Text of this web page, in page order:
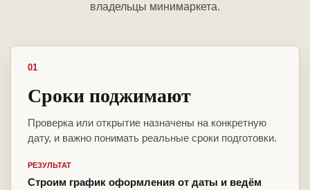
владельцы минимаркета.
01
Сроки поджимают
Проверка или открытие назначены на конкретную
дату, и важно понимать реальные сроки подготовки.
РЕЗУЛЬТАТ
Строим график оформления от даты и ведём